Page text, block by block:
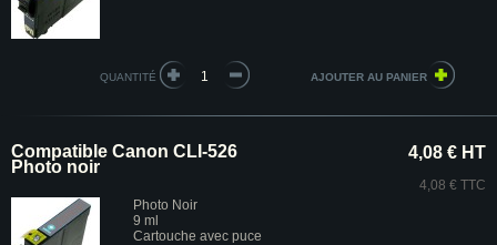
QUANTITÉ
Compatible Canon CLI-526
Photo noir
Photo Noir
9 ml
Cartouche avec puce
4,08 € HT
4,08 € TTC